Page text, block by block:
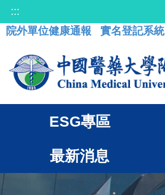
:::
院外單位健康通報
實名登記系統
ESG專區
最新消息